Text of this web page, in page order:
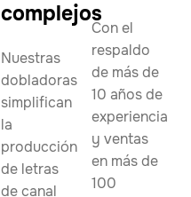
complejos
Nuestras
dobladoras
simplifican
la
producción
de letras
de canal
Con el
respaldo
de más de
10 años de
experiencia
y ventas
en más de
100